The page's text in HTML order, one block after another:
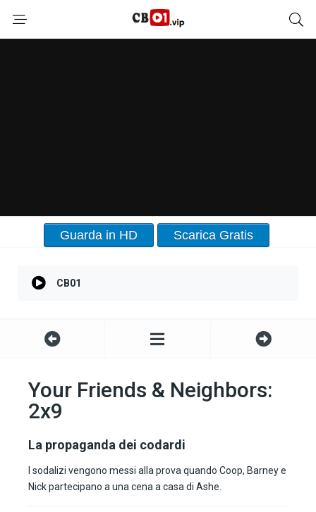
Guarda in HD Scarica Gratis
CB01
Your Friends & Neighbors:
2x9
La propaganda dei codardi
I sodalizi vengono messi alla prova quando Coop, Barney e
Nick partecipano a una cena a casa di Ashe.